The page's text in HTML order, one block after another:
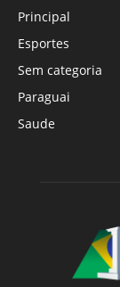
Principal
Esportes
Sem categoria
Paraguai
Saude